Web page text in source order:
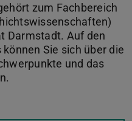
zum Fachbereich
Darmstadt. Auf den
Sie sich über die
und das